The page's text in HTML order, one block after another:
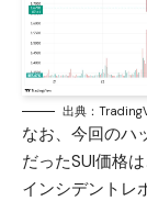
出典：
なお、今回のハ
だったSUI価格
インシデントレ